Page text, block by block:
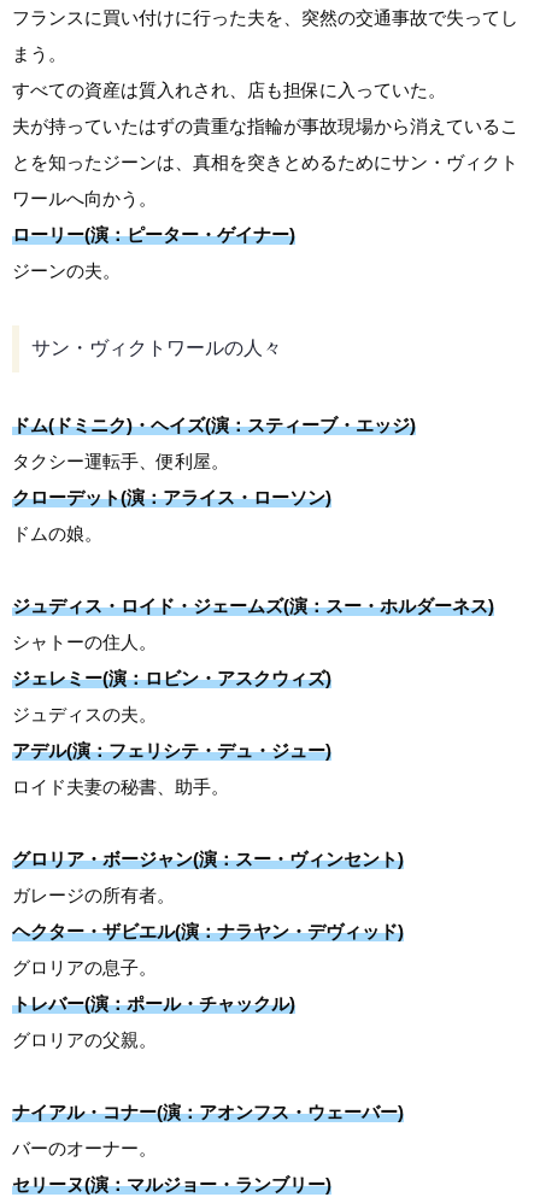
フランスに買い付けに行った夫を、突然の交通事故で失ってし
まう。
すべての資産は質入れされ、店も担保に入っていた。
夫が持っていたはずの貴重な指輪が事故現場から消えているこ
とを知ったジーンは、真相を突きとめるためにサン・ヴィクト
ワールへ向かう。
ローリー(演：ピーター・ゲイナー)
ジーンの夫。
サン・ヴィクトワールの人々
ドム(ドミニク)・ヘイズ(演：スティーブ・エッジ)
タクシー運転手、便利屋。
クローデット(演：アライス・ローソン)
ドムの娘。
ジュディス・ロイド・ジェームズ(演：スー・ホルダーネス)
シャトーの住人。
ジェレミー(演：ロビン・アスクウィズ)
ジュディスの夫。
アデル(演：フェリシテ・デュ・ジュー)
ロイド夫妻の秘書、助手。
グロリア・ボージャン(演：スー・ヴィンセント)
ガレージの所有者。
ヘクター・ザビエル(演：ナラヤン・デヴィッド)
グロリアの息子。
トレバー(演：ポール・チャックル)
グロリアの父親。
ナイアル・コナー(演：アオンフス・ウェーバー)
バーのオーナー。
セリーヌ(演：マルジョー・ランブリー)